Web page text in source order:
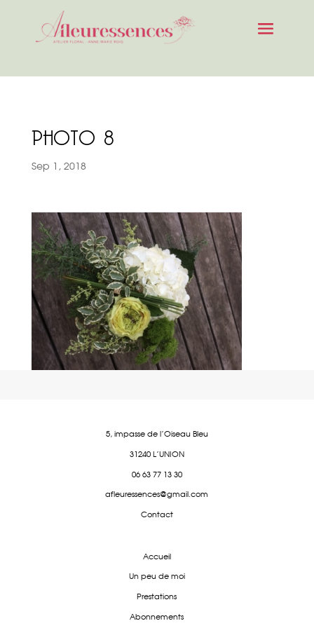
PHOTO 8
Sep 1, 2018
5, impasse de l'Oiseau Bleu
31240 L'UNION
06 63 77 13 30
afleuressences@gmail.com
Contact
Accueil
Un peu de moi
Prestations
Abonnements